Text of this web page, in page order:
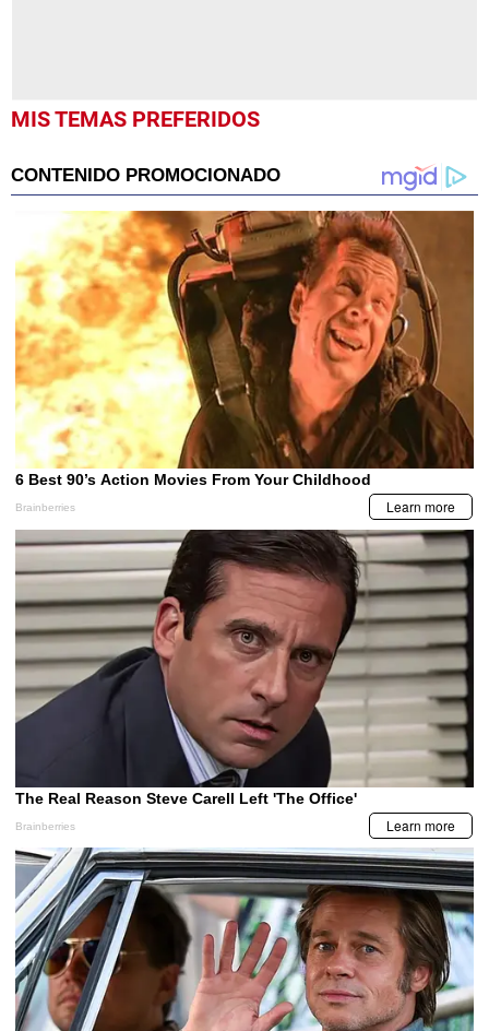
MIS TEMAS PREFERIDOS